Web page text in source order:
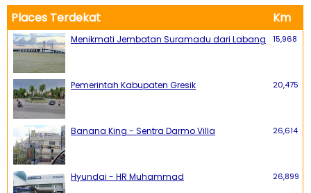
Places Terdekat Km
Menikmati Jembatan Suramadu dari Labang 15,968
Pemerintah Kabupaten Gresik 20,475
Banana King - Sentra Darmo Villa 26,614
Hyundai - HR Muhammad 26,899